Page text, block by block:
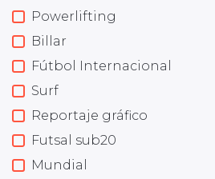
Powerlifting
Billar
Fútbol Internacional
Surf
Reportaje gráfico
Futsal sub20
Mundial